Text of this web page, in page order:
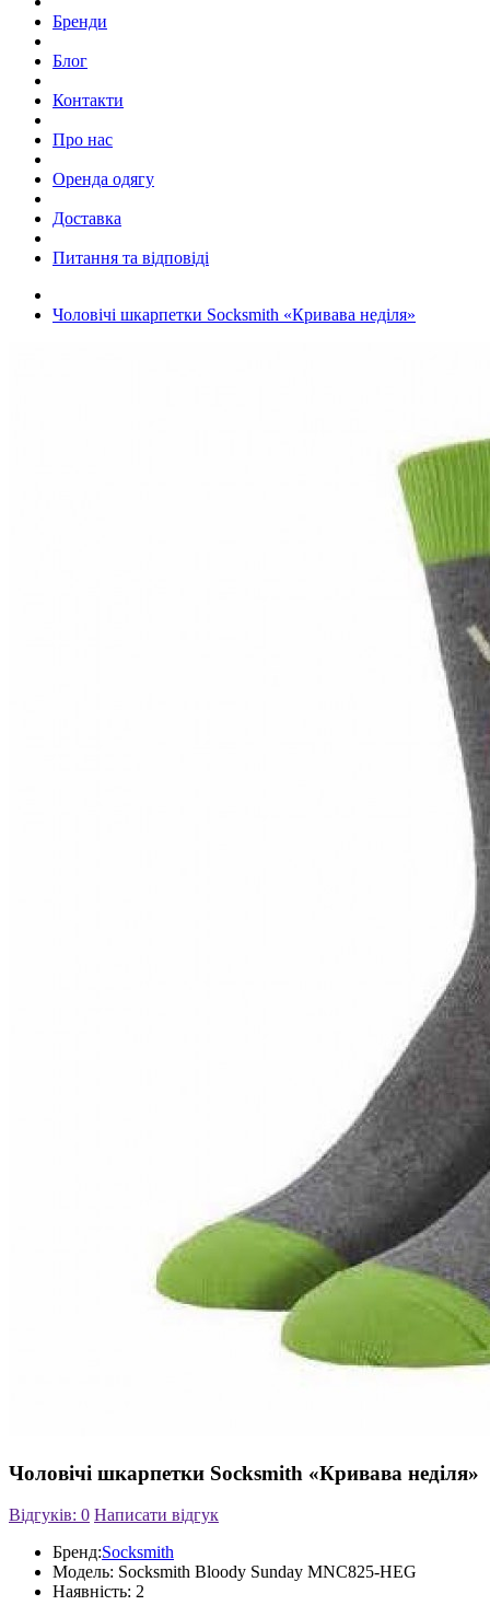
Бренди
Блог
Контакти
Про нас
Оренда одягу
Доставка
Питання та відповіді
Чоловічі шкарпетки Socksmith «Кривава неділя»
Чоловічі шкарпетки Socksmith «Кривава неділя»
Відгуків: 0 Написати відгук
Бренд:Socksmith
Модель: Socksmith Bloody Sunday MNC825-HEG
Наявність: 2